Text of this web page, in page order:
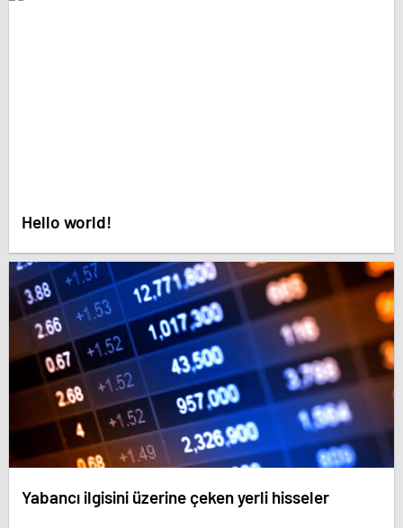
Hello world!
Yabancı ilgisini üzerine çeken yerli hisseler